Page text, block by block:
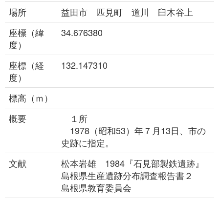
場所
益田市 匹見町 道川 臼木谷上
座標（緯
度）
34.676380
座標（経
度）
132.147310
標高（ｍ）
概要
１所
1978（昭和53）年７月13日、市の
史跡に指定。
文献
松本岩雄 1984『石見部製鉄遺跡』
島根県生産遺跡分布調査報告書２
島根県教育委員会